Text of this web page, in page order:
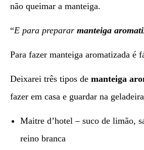
não queimar a manteiga.
“E para preparar manteiga
Para fazer manteiga aromatizada é
Deixarei três tipos de manteiga
fazer em casa e guardar na
Maitre d’hotel – suco de limão,
reino branca